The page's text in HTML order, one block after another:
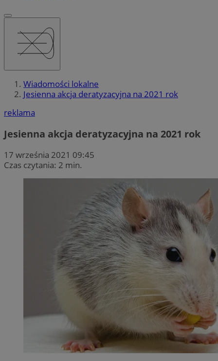
Wiadomości lokalne
Jesienna akcja deratyzacyjna na 2021 rok
reklama
Jesienna akcja deratyzacyjna na 2021 rok
17 września 2021 09:45
Czas czytania: 2 min.